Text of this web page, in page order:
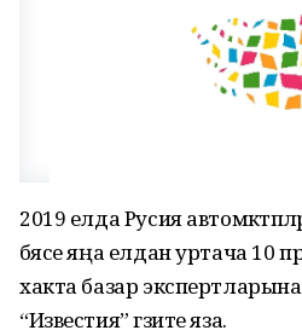
2019 елда Русия
бәясе яңа елдан уртача 10
хакта базар
“Известия” гәзите яза.